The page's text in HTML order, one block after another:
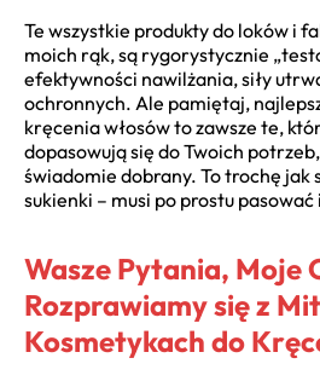
Te wszystkie produkty do loków i
moich rąk, są rygorystycznie
efektywności nawilżania, siły
ochronnych. Ale pamiętaj,
kręcenia włosów to zawsze te,
dopasowują się do Twoich
świadomie dobrany. To trochę jak
sukienki – musi po prostu
Wasze Pytania, Moje
Rozprawiamy się z
Kosmetykach do